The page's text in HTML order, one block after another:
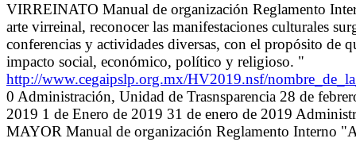
VIRREINATO Manual de organización Reglamento
arte virreinal, reconocer las manifestaciones culturales
conferencias y actividades diversas, con el propósito de
impacto social, económico, político y religioso. "
http://www.cegaipslp.org.mx/HV2019.nsf/
0 Administración, Unidad de Trasnsparencia 28 de
2019 1 de Enero de 2019 31 de enero de 2019
MAYOR Manual de organización Reglamento Interno